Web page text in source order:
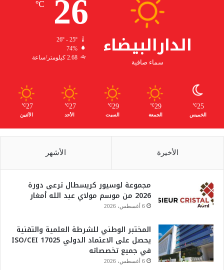
الدارالبيضاء
سماء صافية
26
℃
74%
2.68 كيلومتر/ساعة
25
℃
الخميس
29
℃
الجمعة
29
℃
السبت
27
℃
الأحد
27
℃
الأثنين
الأخيرة الأشهر
مجموعة لوسيور كريسطال ترعى دورة
2026 من موسم مولاي عبد الله أمغار
6 أغسطس، 2026
المختبر الوطني للشرطة العلمية والتقنية
يحصل على الاعتماد الدولي ISO/CEI 17025
في جميع تخصصاته
6 أغسطس، 2026